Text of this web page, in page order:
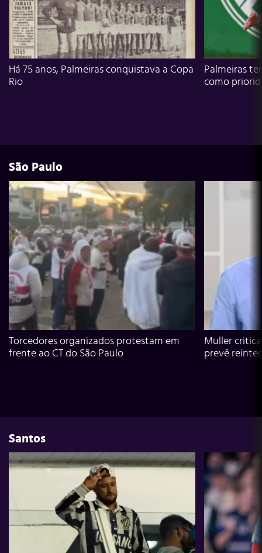
Há 75 anos, Palmeiras conquistava a Copa
Rio
Palmeiras
como
São Paulo
Torcedores organizados protestam em
frente ao CT do São Paulo
Muller
prevê
Santos